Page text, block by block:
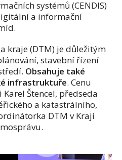
systémů (CENDIS)
a informační
.
kraje (DTM) je důležitým
stavební řízení
Obsahuje také
infrastruktuře. Cenu
Karel Štencel, předseda
a katastrálního,
DTM v Kraji